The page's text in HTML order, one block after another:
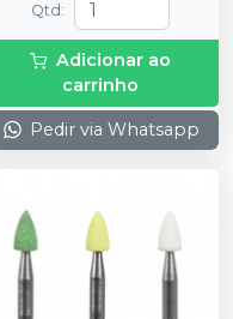
Qtd :
Adicionar ao
carrinho
Pedir via Whatsapp